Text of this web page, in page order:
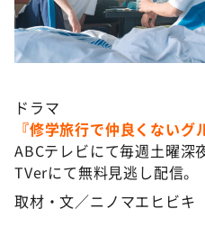
ドラマ
『修学旅行で仲良くないグ
ABCテレビにて毎週土曜深
TVerにて無料見逃し配信。
取材・文／ニノマエヒビキ